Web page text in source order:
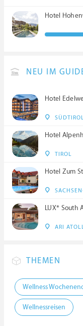
Hotel
NEU IM
Hotel
Hotel
TIROL
Hotel Zum
LUX* South
ARI
THEMEN
Wellness
Wellnessreisen